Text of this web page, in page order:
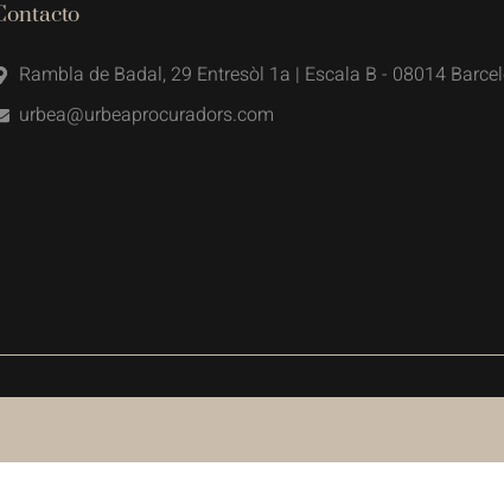
Rambla de Badal, 29 Entresòl 1a | Escala B - 08014
urbea@urbeaprocuradors.com